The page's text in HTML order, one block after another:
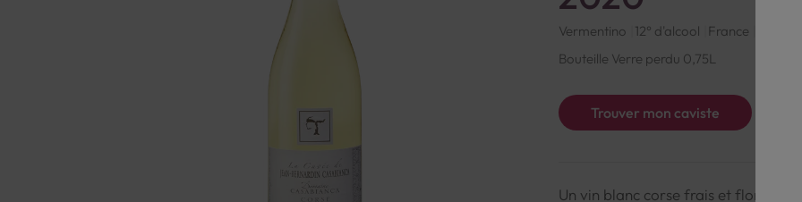
Vermentino 12° d'alcool France
Bouteille Verre perdu 0,75L
Trouver mon caviste
Un vin blanc corse frais et floral,